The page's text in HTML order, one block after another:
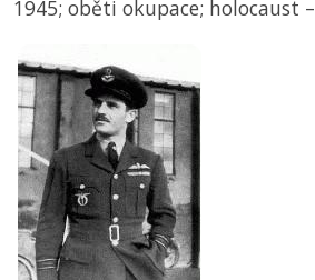
1945; oběti okupace; holocaust –